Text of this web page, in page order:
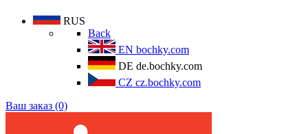
RUS
Back
EN bochky.com
DE de.bochky.com
CZ cz.bochky.com
Ваш заказ (0)